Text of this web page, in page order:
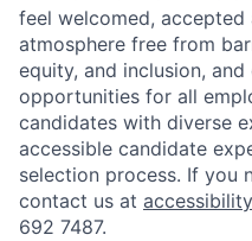
feel welcomed, accepted
atmosphere free from
equity, and inclusion, and
opportunities for all
candidates with diverse
accessible candidate
selection process. If you
contact us at
692 7487.